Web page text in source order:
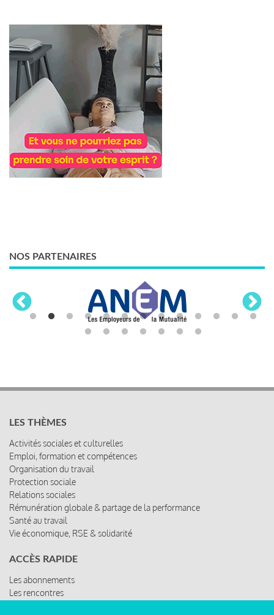
NOS PARTENAIRES
LES THÈMES
Activités sociales et culturelles
Emploi, formation et compétences
Organisation du travail
Protection sociale
Relations sociales
Rémunération globale & partage de la performance
Santé au travail
Vie économique, RSE & solidarité
ACCÈS RAPIDE
Les abonnements
Les rencontres